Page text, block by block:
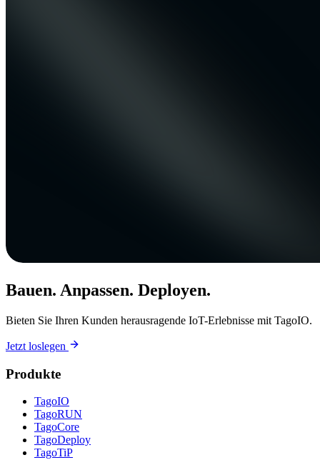
Bauen. Anpassen. Deployen.
Bieten Sie Ihren Kunden herausragende IoT-Erlebnisse mit TagoIO.
Jetzt loslegen
Produkte
TagoIO
TagoRUN
TagoCore
TagoDeploy
TagoTiP